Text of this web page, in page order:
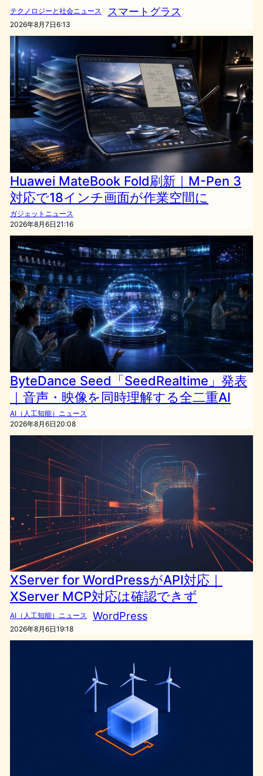
テクノロジーと社会ニュース スマートグラス
2026年8月7日6:13
Huawei MateBook Fold刷新｜M-Pen 3
対応で18インチ画面が作業空間に
ガジェットニュース
2026年8月6日21:16
ByteDance Seed「SeedRealtime」発表
｜音声・映像を同時理解する全二重AI
AI（人工知能）ニュース
2026年8月6日20:08
XServer for WordPressがAPI対応｜
XServer MCP対応は確認できず
AI（人工知能）ニュース WordPress
2026年8月6日19:18